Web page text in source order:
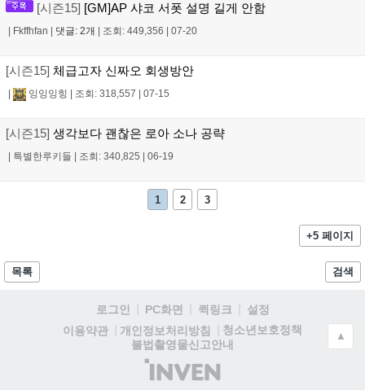
[시즌15] [GM]AP 샤코 서폿 설명 길게 안함
Fkffhfan 댓글: 2개 조회: 449,356 07-20
[시즌15] 체급고자 신짜오 회생방안
잉잉잉힝 조회: 318,557 07-15
[시즌15] 생각보다 괜찮은 로아 소나 공략
특별한루키들 조회: 340,825 06-19
1 2 3
+5 페이지
목록 검색
로그인 PC화면 퀵링크
설정
이용약관
개인정보처리방침
청소년보호정책
불법촬영물신고안내
(주)
인
▲